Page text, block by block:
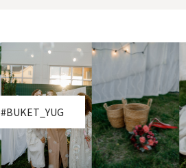
#BUKET_YUG